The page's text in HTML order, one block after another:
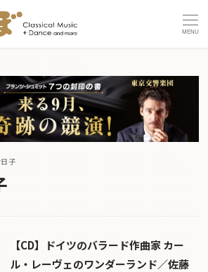
MENU
子
【CD】ドイツのバラード作曲家 カー
ル・レーヴェのワンダーランド／佐藤